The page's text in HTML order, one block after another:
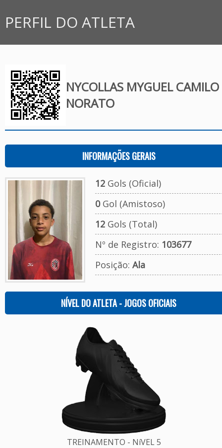
PERFIL DO ATLETA
NYCOLLAS MYGUEL CAMILO
NORATO
INFORMAÇÕES GERAIS
12Gols (Oficial)
0Gol (Amistoso)
12Gols (Total)
Nº de Registro: 103677
Posição: Ala
NÍVEL DO ATLETA - JOGOS OFICIAIS
TREINAMENTO - NíVEL 5